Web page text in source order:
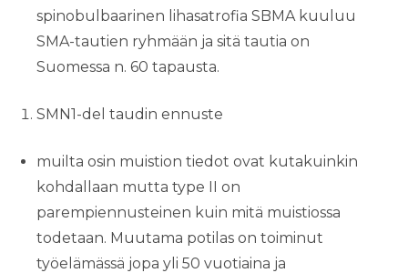
spinobulbaarinen lihasatrofia SBMA kuuluu
SMA-tautien ryhmään ja sitä tautia on
Suomessa n. 60 tapausta.
SMN1-del taudin ennuste
muilta osin muistion tiedot ovat kutakuinkin
kohdallaan mutta type II on
parempiennusteinen kuin mitä muistiossa
todetaan. Muutama potilas on toiminut
työelämässä jopa yli 50 vuotiaina ja